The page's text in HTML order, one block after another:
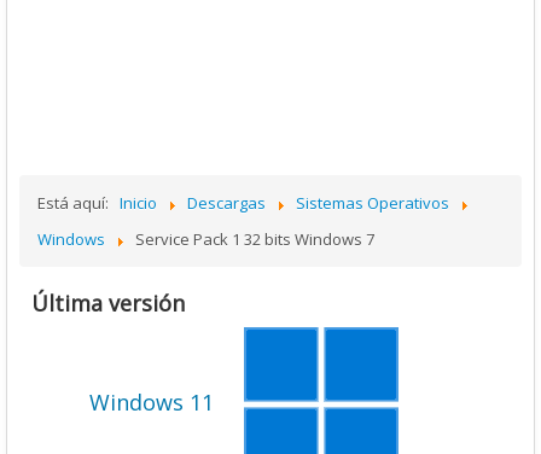
Está aquí: Inicio Descargas
Sistemas Operativos
Windows
Service Pack 1 32 bits Windows 7
Última versión
Windows 11